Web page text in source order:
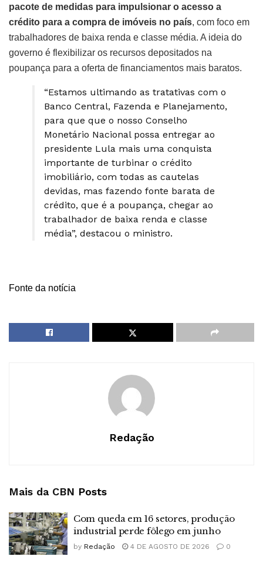
pacote de medidas para impulsionar o acesso a
crédito para a compra de imóveis no país, com foco em
trabalhadores de baixa renda e classe média. A ideia do
governo é flexibilizar os recursos depositados na
poupança para a oferta de financiamentos mais baratos.
“Estamos ultimando as tratativas com o
Banco Central, Fazenda e Planejamento,
para que que o nosso Conselho
Monetário Nacional possa entregar ao
presidente Lula mais uma conquista
importante de turbinar o crédito
imobiliário, com todas as cautelas
devidas, mas fazendo fonte barata de
crédito, que é a poupança, chegar ao
trabalhador de baixa renda e classe
média”, destacou o ministro.
Fonte da notícia
Redação
Mais da CBN Posts
Com queda em 16 setores, produção
industrial perde fôlego em junho
by Redação 4 DE AGOSTO DE 2026 0